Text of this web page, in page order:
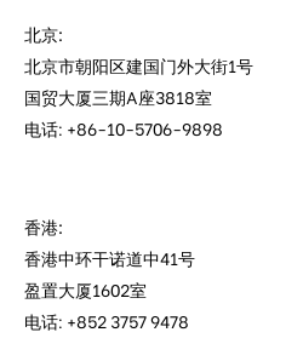
北京:
北京市朝阳区建国门外大街1号
国贸大厦三期A座3818室
电话: +86-10-5706-9898
香港:
香港中环干诺道中41号
盈置大厦1602室
电话: +852 3757 9478